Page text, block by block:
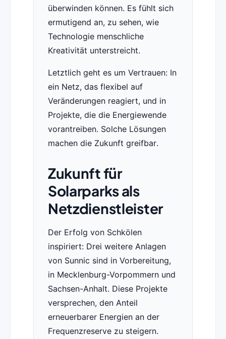
überwinden können. Es fühlt sich
ermutigend an, zu sehen, wie
Technologie menschliche
Kreativität unterstreicht.
Letztlich geht es um Vertrauen: In
ein Netz, das flexibel auf
Veränderungen reagiert, und in
Projekte, die die Energiewende
vorantreiben. Solche Lösungen
machen die Zukunft greifbar.
Zukunft für
Solarparks als
Netzdienstleister
Der Erfolg von Schkölen
inspiriert: Drei weitere Anlagen
von Sunnic sind in Vorbereitung,
in Mecklenburg-Vorpommern und
Sachsen-Anhalt. Diese Projekte
versprechen, den Anteil
erneuerbarer Energien an der
Frequenzreserve zu steigern.